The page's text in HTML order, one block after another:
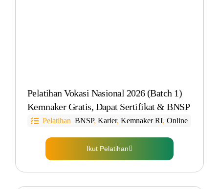
Pelatihan Vokasi Nasional 2026 (Batch 1)
Kemnaker Gratis, Dapat Sertifikat & BNSP
Pelatihan BNSP, Karier, Kemnaker RI, Online
Ikut Pelatihan